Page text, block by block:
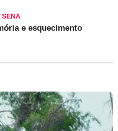
e esquecimento